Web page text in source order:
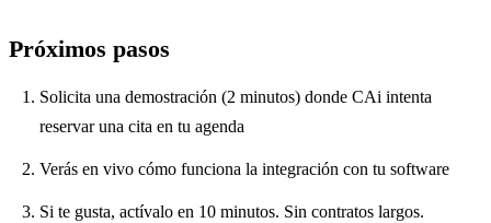
Próximos pasos
Solicita una demostración (2 minutos) donde CAi intenta
reservar una cita en tu agenda
Verás en vivo cómo funciona la integración con tu software
Si te gusta, actívalo en 10 minutos. Sin contratos largos.